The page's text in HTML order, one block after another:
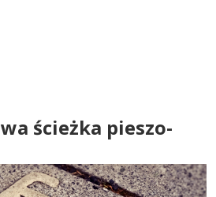
ścieżka pieszo-